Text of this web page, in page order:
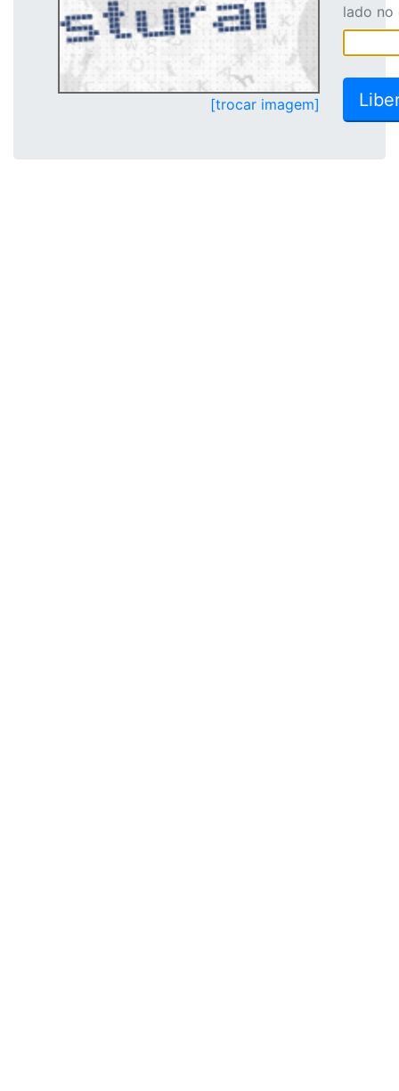
[trocar imagem]
lado no